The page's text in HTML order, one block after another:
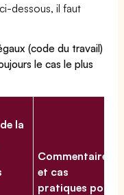
dessous, il faut
(code du travail)
le cas le plus
la
Commentaires
et cas
pratiques pour